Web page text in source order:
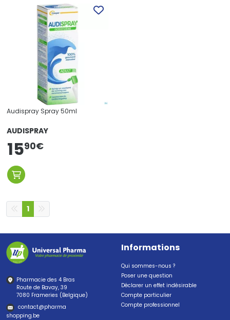
Audispray Spray 50ml
AUDISPRAY
1590€
1
Pharmacie des 4 Bras
Route de Bavay, 39
7080 Frameries (Belgique)
contact@pharma
shopping.be
Informations
Qui sommes-nous ?
Poser une question
Déclarer un effet indésirable
Compte particulier
Compte professionnel